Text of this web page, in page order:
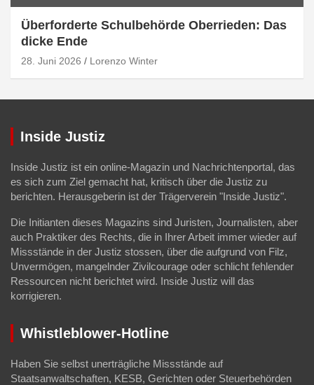
Überforderte Schulbehörde Oberrieden: Das
dicke Ende
28. Juni 2026 Lorenzo Winter
Inside Justiz
Inside Justiz ist ein online-Magazin und Nachrichtenportal, das
es sich zum Ziel gemacht hat, kritisch über die Justiz zu
berichten. Herausgeberin ist der Trägerverein "Inside Justiz".
Die Initianten dieses Magazins sind Juristen, Journalisten, aber
auch Praktiker des Rechts, die in Ihrer Arbeit immer wieder auf
Missstände in der Justiz stossen, über die aufgrund von Filz,
Unvermögen, mangelnder Zivilcourage oder schlicht fehlender
Ressourcen nicht berichtet wird. Inside Justiz will das
korrigieren.
Whistleblower-Hotline
Haben Sie selbst unerträgliche Missstände auf
Staatsanwaltschaften, KESB, Gerichten oder Steuerbehörden